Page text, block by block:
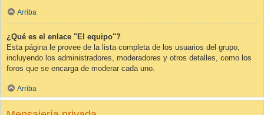
Arriba
¿Qué es el enlace "El equipo"?
Esta página le provee de la lista completa de los usuarios del grupo,
incluyendo los administradores, moderadores y otros detalles, como los
foros que se encarga de moderar cada uno.
Arriba